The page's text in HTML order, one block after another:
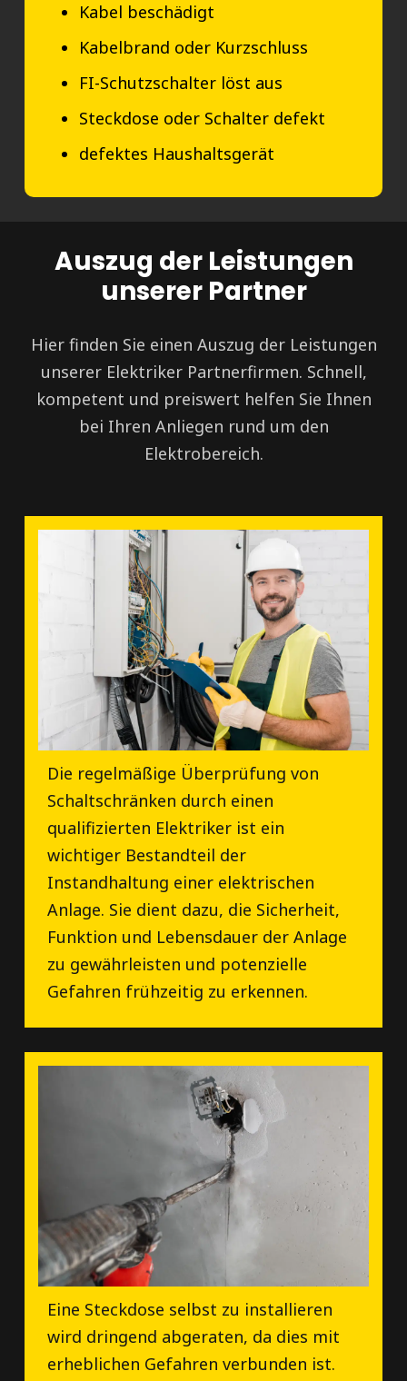
Kabel beschädigt
Kabelbrand oder Kurzschluss
FI-Schutzschalter löst aus
Steckdose oder Schalter defekt
defektes Haushaltsgerät
Auszug der Leistungen
unserer Partner
Hier finden Sie einen Auszug der Leistungen
unserer Elektriker Partnerfirmen. Schnell,
kompetent und preiswert helfen Sie Ihnen
bei Ihren Anliegen rund um den
Elektrobereich.
Die regelmäßige Überprüfung von
Schaltschränken durch einen
qualifizierten Elektriker ist ein
wichtiger Bestandteil der
Instandhaltung einer elektrischen
Anlage. Sie dient dazu, die Sicherheit,
Funktion und Lebensdauer der Anlage
zu gewährleisten und potenzielle
Gefahren frühzeitig zu erkennen.
Eine Steckdose selbst zu installieren
wird dringend abgeraten, da dies mit
erheblichen Gefahren verbunden ist.